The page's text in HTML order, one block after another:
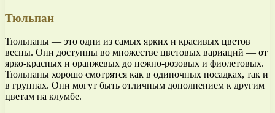
Тюльпан
Тюльпаны — это одни из самых ярких и красивых цветов
весны. Они доступны во множестве цветовых вариаций — от
ярко-красных и оранжевых до нежно-розовых и фиолетовых.
Тюльпаны хорошо смотрятся как в одиночных посадках, так и
в группах. Они могут быть отличным дополнением к другим
цветам на клумбе.